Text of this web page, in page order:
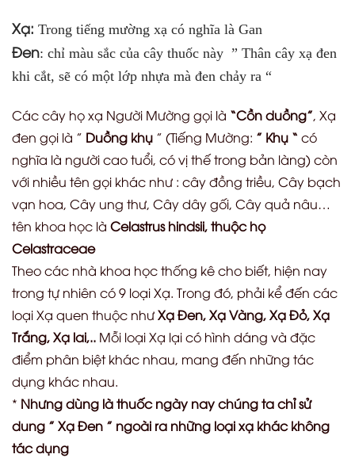
Xạ: Trong tiếng mường xạ có nghĩa là Gan
Đen: chỉ màu sắc của cây thuốc này ” Thân cây xạ đen
khi cắt, sẽ có một lớp nhựa mà đen chảy ra “
Các cây họ xạ Người Mường gọi là “Cồn duồng”, Xạ
đen gọi là ” Duồng khụ ” (Tiếng Mường: ” Khụ “ có
nghĩa là người cao tuổi, có vị thế trong bản làng) còn
với nhiều tên gọi khác như : cây đồng triều, Cây bạch
vạn hoa, Cây ung thư, Cây dây gối, Cây quả nâu…
tên khoa học là Celastrus hindsii, thuộc họ
Celastraceae
Theo các nhà khoa học thống kê cho biết, hiện nay
trong tự nhiên có 9 loại Xạ. Trong đó, phải kể đến các
loại Xạ quen thuộc nhưXạ Đen, Xạ Vàng, Xạ Đỏ, Xạ
Trắng, Xạ lai,.. Mỗi loại Xạ lại có hình dáng và đặc
điểm phân biệt khác nhau, mang đến những tác
dụng khác nhau.
* Nhưng dùng là thuốc ngày nay chúng ta chỉ sử
dung ” Xạ Đen ” ngoài ra những loại xạ khác không
tác dụng